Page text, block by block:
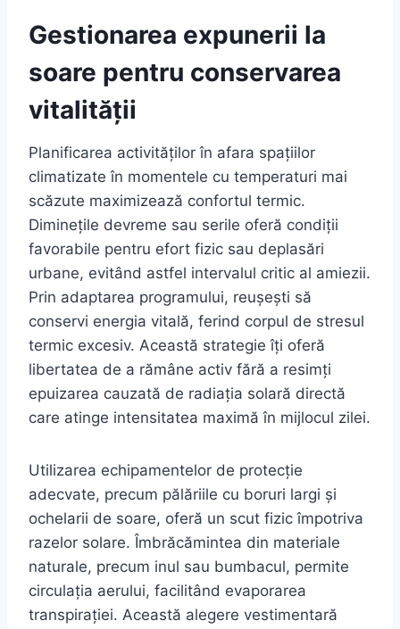
Gestionarea expunerii la
soare pentru conservarea
vitalității
Planificarea activităților în afara spațiilor
climatizate în momentele cu temperaturi mai
scăzute maximizează confortul termic.
Diminețile devreme sau serile oferă condiții
favorabile pentru efort fizic sau deplasări
urbane, evitând astfel intervalul critic al amiezii.
Prin adaptarea programului, reușești să
conservi energia vitală, ferind corpul de stresul
termic excesiv. Această strategie îți oferă
libertatea de a rămâne activ fără a resimți
epuizarea cauzată de radiația solară directă
care atinge intensitatea maximă în mijlocul zilei.
Utilizarea echipamentelor de protecție
adecvate, precum pălăriile cu boruri largi și
ochelarii de soare, oferă un scut fizic împotriva
razelor solare. Îmbrăcămintea din materiale
naturale, precum inul sau bumbacul, permite
circulația aerului, facilitând evaporarea
transpirației. Această alegere vestimentară